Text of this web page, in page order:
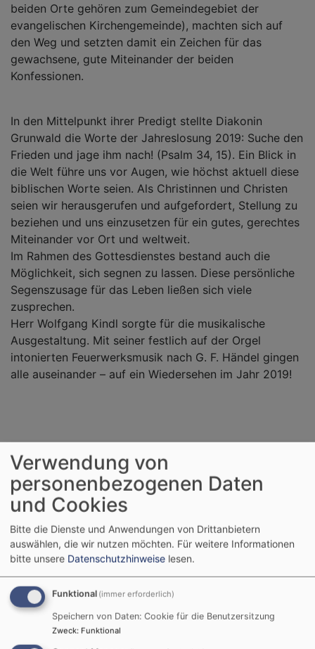
beiden Orte gehören zum Gemeindegebiet der
evangelischen Kirchengemeinde), machten sich auf
den Weg und setzten damit ein Zeichen für das
gewachsene, gute Miteinander der beiden
Konfessionen.
In den Mittelpunkt ihrer Predigt stellte Diakonin
Grunwald die Worte der Jahreslosung 2019: Suche den
Frieden und jage ihm nach! (Psalm 34, 15). Ein Blick in
die Welt führe uns vor Augen, wie höchst aktuell diese
biblischen Worte seien. Als Christinnen und Christen
seien wir herausgerufen und aufgefordert, Stellung zu
beziehen und uns einzusetzen für ein gutes, gerechtes
Miteinander vor Ort und weltweit.
Im Rahmen des Gottesdienstes bestand auch die
Möglichkeit, sich segnen zu lassen. Diese persönliche
Segenszusage für das Leben ließen sich viele
zusprechen.
Herr Wolfgang Kindl sorgte für die musikalische
Ausgestaltung. Mit seiner festlich auf der Orgel
intonierten Feuerwerksmusik nach G. F. Händel gingen
alle auseinander – auf ein Wiedersehen im Jahr 2019!
Mini Terminkalender
August 2026
Di Sa So
1
2
10
11 12 13
17
18 19 20 21 22
23
24
25
Verwendung von
personenbezogenen Daten
und Cookies
Bitte die Dienste und Anwendungen von Drittanbietern
auswählen, die wir nutzen möchten. Für weitere Informationen
bitte unsere Datenschutzhinweise lesen.
Funktional (immer erforderlich)
Speichern von Daten: Cookie für die Benutzersitzung
Zweck: Funktional